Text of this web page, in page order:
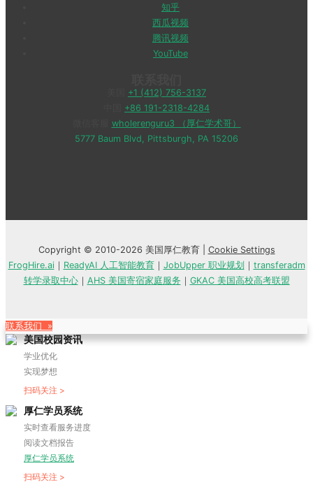
知乎
西瓜视频
腾讯视频
YouTube
+1 (412) 756-3137
+86 191-2318-4284
wholerenguru3 （厚仁学术哥）
5777 Baum Blvd, Pittsburgh, PA 15206
Copyright © 2010-2026 美国厚仁教育 | Cookie Settings
FrogHire.ai｜ ReadyAI 人工智能教育｜ JobUpper 职业规划 ｜ transferadm
转学录取中心｜ AHS 美国寄宿家庭服务 ｜ GKAC 美国高校高考联盟
联系我们 »
美国校园资讯
学业优化
实现梦想
扫码关注 >
厚仁学员系统
实时查看服务进度
阅读文档报告
厚仁学员系统
扫码关注 >